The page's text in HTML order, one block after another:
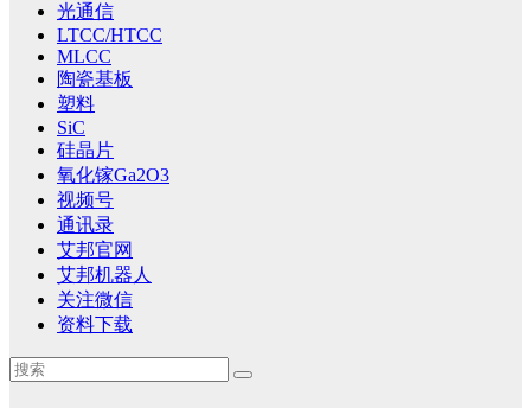
光通信
LTCC/HTCC
MLCC
陶瓷基板
塑料
SiC
硅晶片
氧化镓Ga2O3
视频号
通讯录
艾邦官网
艾邦机器人
关注微信
资料下载